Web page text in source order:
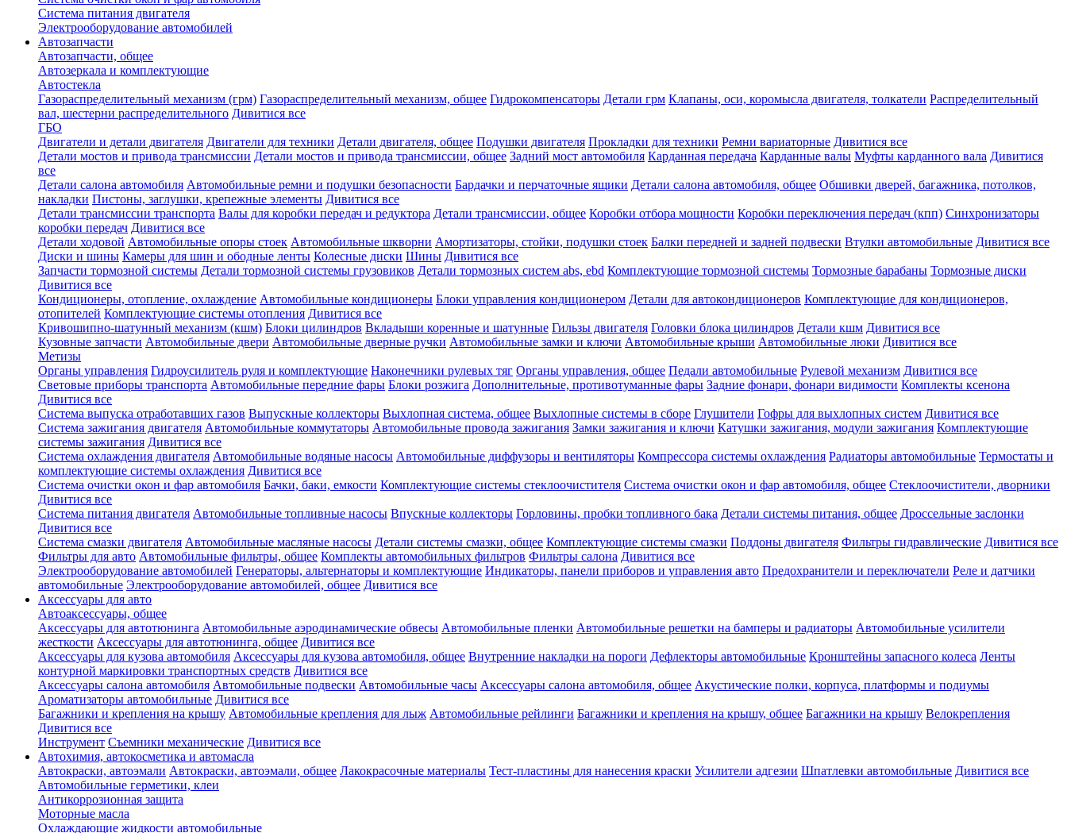
Система питания двигателя
Электрооборудование автомобилей
Автозапчасти
Автозапчасти, общее
Автозеркала и комплектующие
Автостекла
Газораспределительный механизм (грм) Газораспределительный механизм, общее Гидрокомпенсаторы Детали грм Клапаны, оси, коромысла двигателя, толкатели Распределительный
вал, шестерни распределительного Дивитися все
ГБО
Двигатели и детали двигателя Двигатели для техники Детали двигателя, общее Подушки двигателя Прокладки для техники Ремни вариаторные Дивитися все
Детали мостов и привода трансмиссии Детали мостов и привода трансмиссии, общее Задний мост автомобиля Карданная передача Карданные валы Муфты карданного вала Дивитися
все
Детали салона автомобиля Автомобильные ремни и подушки безопасности Бардачки и перчаточные ящики Детали салона автомобиля, общее Обшивки дверей, багажника, потолков,
накладки Пистоны, заглушки, крепежные элементы Дивитися все
Детали трансмиссии транспорта Валы для коробки передач и редуктора Детали трансмиссии, общее Коробки отбора мощности Коробки переключения передач (кпп) Синхронизаторы
коробки передач Дивитися все
Детали ходовой Автомобильные опоры стоек Автомобильные шкворни Амортизаторы, стойки, подушки стоек Балки передней и задней подвески Втулки автомобильные Дивитися все
Диски и шины Камеры для шин и ободные ленты Колесные диски Шины Дивитися все
Запчасти тормозной системы Детали тормозной системы грузовиков Детали тормозных систем abs, ebd Комплектующие тормозной системы Тормозные барабаны Тормозные диски
Дивитися все
Кондиционеры, отопление, охлаждение Автомобильные кондиционеры Блоки управления кондиционером Детали для автокондиционеров Комплектующие для кондиционеров,
отопителей Комплектующие системы отопления Дивитися все
Кривошипно-шатунный механизм (кшм) Блоки цилиндров Вкладыши коренные и шатунные Гильзы двигателя Головки блока цилиндров Детали кшм Дивитися все
Кузовные запчасти Автомобильные двери Автомобильные дверные ручки Автомобильные замки и ключи Автомобильные крыши Автомобильные люки Дивитися все
Метизы
Органы управления Гидроусилитель руля и комплектующие Наконечники рулевых тяг Органы управления, общее Педали автомобильные Рулевой механизм Дивитися все
Световые приборы транспорта Автомобильные передние фары Блоки розжига Дополнительные, противотуманные фары Задние фонари, фонари видимости Комплекты ксенона
Дивитися все
Система выпуска отработавших газов Выпускные коллекторы Выхлопная система, общее Выхлопные системы в сборе Глушители Гофры для выхлопных систем Дивитися все
Система зажигания двигателя Автомобильные коммутаторы Автомобильные провода зажигания Замки зажигания и ключи Катушки зажигания, модули зажигания Комплектующие
системы зажигания Дивитися все
Система охлаждения двигателя Автомобильные водяные насосы Автомобильные диффузоры и вентиляторы Компрессора системы охлаждения Радиаторы автомобильные Термостаты и
комплектующие системы охлаждения Дивитися все
Система очистки окон и фар автомобиля Бачки, баки, емкости Комплектующие системы стеклоочистителя Система очистки окон и фар автомобиля, общее Стеклоочистители, дворники
Дивитися все
Система питания двигателя Автомобильные топливные насосы Впускные коллекторы Горловины, пробки топливного бака Детали системы питания, общее Дроссельные заслонки
Дивитися все
Система смазки двигателя Автомобильные масляные насосы Детали системы смазки, общее Комплектующие системы смазки Поддоны двигателя Фильтры гидравлические Дивитися все
Фильтры для авто Автомобильные фильтры, общее Комплекты автомобильных фильтров Фильтры салона Дивитися все
Электрооборудование автомобилей Генераторы, альтернаторы и комплектующие Индикаторы, панели приборов и управления авто Предохранители и переключатели Реле и датчики
автомобильные Электрооборудование автомобилей, общее Дивитися все
Аксессуары для авто
Автоаксессуары, общее
Аксессуары для автотюнинга Автомобильные аэродинамические обвесы Автомобильные пленки Автомобильные решетки на бамперы и радиаторы Автомобильные усилители
жесткости Аксессуары для автотюнинга, общее Дивитися все
Аксессуары для кузова автомобиля Аксессуары для кузова автомобиля, общее Внутренние накладки на пороги Дефлекторы автомобильные Кронштейны запасного колеса Ленты
контурной маркировки транспортных средств Дивитися все
Аксессуары салона автомобиля Автомобильные подвески Автомобильные часы Аксессуары салона автомобиля, общее Акустические полки, корпуса, платформы и подиумы
Ароматизаторы автомобильные Дивитися все
Багажники и крепления на крышу Автомобильные крепления для лыж Автомобильные рейлинги Багажники и крепления на крышу, общее Багажники на крышу Велокрепления
Дивитися все
Инструмент Съемники механические Дивитися все
Автохимия, автокосметика и автомасла
Автокраски, автоэмали Автокраски, автоэмали, общее Лакокрасочные материалы Тест-пластины для нанесения краски Усилители адгезии Шпатлевки автомобильные Дивитися все
Автомобильные герметики, клеи
Антикоррозионная защита
Моторные масла
Охлаждающие жидкости автомобильные